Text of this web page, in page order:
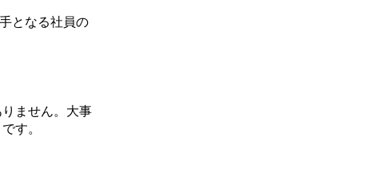
となる社員の
ません。大事
す。